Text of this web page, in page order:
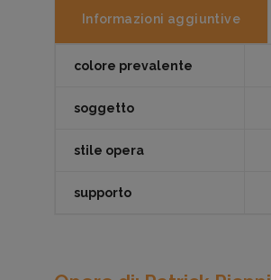
Informazioni aggiuntive
colore prevalente
soggetto
stile opera
supporto